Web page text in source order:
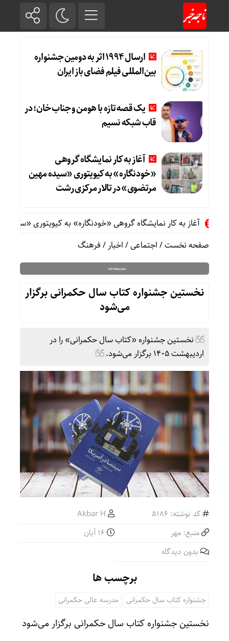
ارسال ۱۹۹۴ اثر به دومین جشنواره
بین‌المللی فیلم فضای باز ایران
یک قصه تازه با هومن و جناب‌ خان؛ در
قاب شبکه نسیم
آغاز به کار نمایشگاه گروهی
«خودنگاره» به کیویتوری «سیده مهین
مرتضوی» در تالار مرکزی رشت
آغاز به کار نمایشگاه گروهی «خودنگاره» به کیویتوری «سیده
صفحه نخست/اجتماعی/اخبار/فرهنگ
نخستین جشنواره کتاب سال حکمرانی برگزار
می‌شود
نخستین جشنواره «کتاب سال حکمرانی» را در
اردیبهشت ۱۴۰۵ برگزار می‌شود.
کد نوشته: 5186
Akbar H
منبع: مهر
بدون دیدگاه
برچسب ها
جشنواره کتاب سال حکمرانی مدرسه عالی حکمرانی
نخستین جشنواره کتاب سال حکمرانی برگزار می‌شود